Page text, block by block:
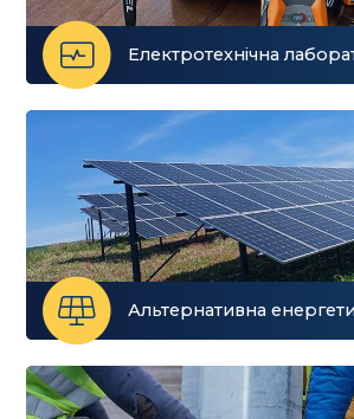
Електротехнічна
Альтернативна